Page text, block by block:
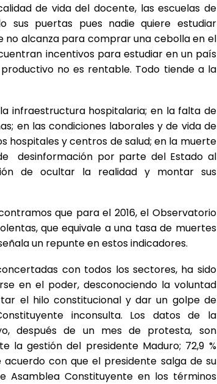
de vida del docente, las escuelas de
sus puertas pues nadie quiere estudiar
no alcanza para comprar una cebolla en el
incentivos para estudiar en un país
no es rentable. Todo tiende a la
infraestructura hospitalaria; en la falta de
en las condiciones laborales y de vida de
hospitales y centros de salud; en la muerte
desinformación por parte del Estado al
de ocultar la realidad y montar sus
que para el 2016, el Observatorio
que equivale a una tasa de muertes
un repunte en estos indicadores.
con todos los sectores, ha sido
en el poder, desconociendo la voluntad
el hilo constitucional y dar un golpe de
inconsulta. Los datos de la
después de un mes de protesta, son
la gestión del presidente Maduro; 72,9 %
con que el presidente salga de su
Asamblea Constituyente en los términos